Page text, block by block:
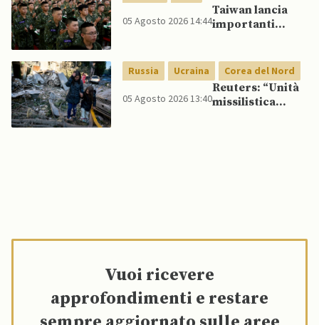
05 Agosto 2026 14:44
Taiwan lancia
importanti
testare
flessibilità di
comando
Russia Ucraina Corea del Nord
05 Agosto 2026 13:40
Reuters: “Unità
missilistica
Vuoi ricevere
approfondimenti e restare